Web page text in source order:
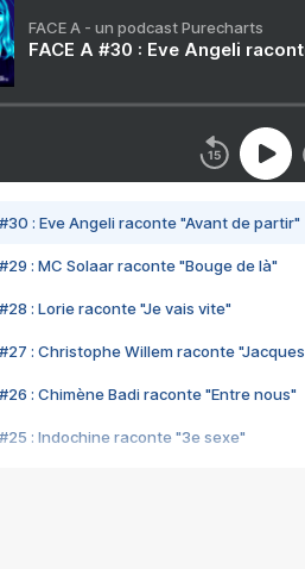
FACE A - un podcast Purecharts
FACE A #30 : Eve Angeli
#30 : Eve Angeli raconte "Avant de partir"
#29 : MC Solaar raconte "Bouge de là"
#28 : Lorie raconte "Je vais vite"
#27 : Christophe Willem raconte
#26 : Chimène Badi raconte "Entre nous"
#25 : Indochine raconte "3e sexe"